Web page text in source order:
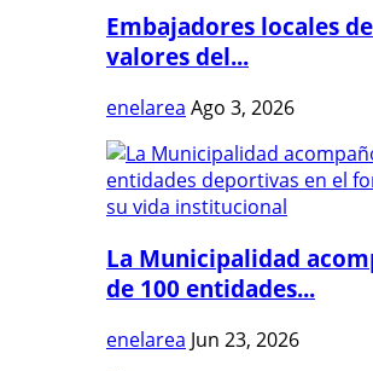
Embajadores locales
valores del...
enelarea Ago 3, 2026
La Municipalidad
de 100 entidades...
enelarea Jun 23, 2026